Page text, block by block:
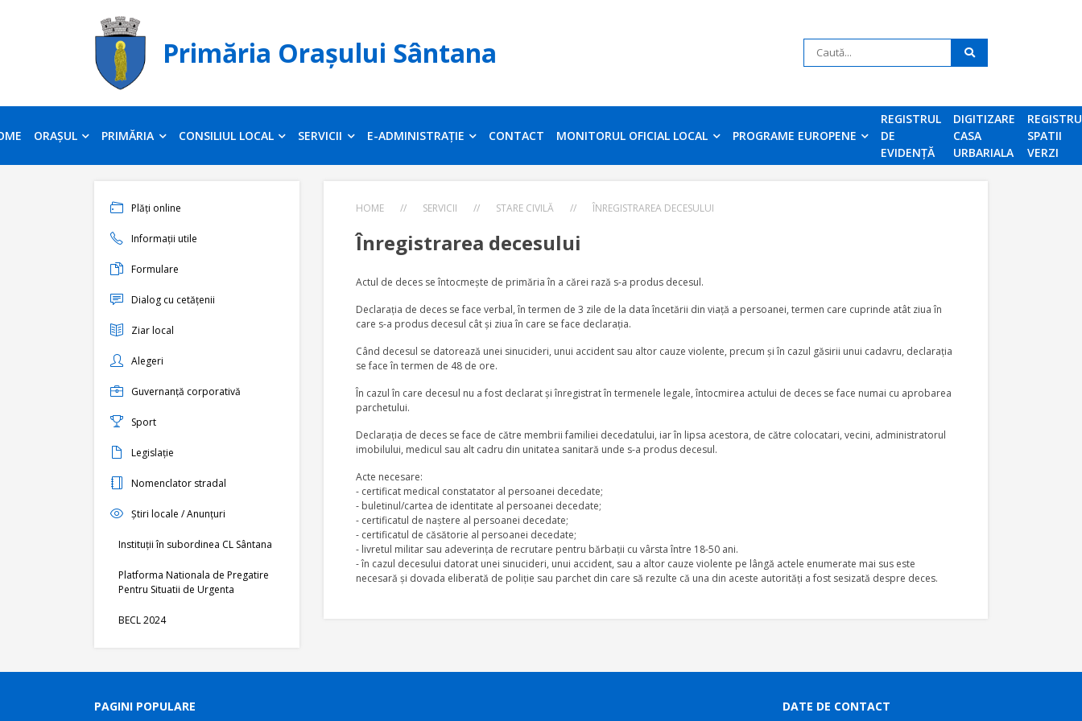
Primăria Orașului Sântana
ORAȘUL PRIMĂRIA CONSILIUL LOCAL SERVICII E-ADMINISTRAȚIE CONTACT MONITORUL OFICIAL LOCAL PROGRAME EUROPENE
REGISTRUL
DE
EVIDENȚĂ
DIGITIZARE
CASA
URBARIALA
REGISTRU
SPATII
VERZI
Plăți online
Informații utile
Formulare
Dialog cu cetățenii
Ziar local
Alegeri
Guvernanță corporativă
Sport
Legislație
Nomenclator stradal
Știri locale / Anunțuri
Instituții în subordinea CL Sântana
Platforma Nationala de Pregatire
Pentru Situatii de Urgenta
BECL 2024
HOME // SERVICII // STARE CIVILĂ // ÎNREGISTRAREA DECESULUI
Înregistrarea decesului
Actul de deces se întocmeşte de primăria în a cărei rază s-a produs decesul.
Declaraţia de deces se face verbal, în termen de 3 zile de la data încetării din viaţă a persoanei, termen care cuprinde atât ziua în
care s-a produs decesul cât şi ziua în care se face declaraţia.
Când decesul se datorează unei sinucideri, unui accident sau altor cauze violente, precum şi în cazul găsirii unui cadavru, declaraţia
se face în termen de 48 de ore.
În cazul în care decesul nu a fost declarat şi înregistrat în termenele legale, întocmirea actului de deces se face numai cu aprobarea
parchetului.
Declaraţia de deces se face de către membrii familiei decedatului, iar în lipsa acestora, de către colocatari, vecini, administratorul
imobilului, medicul sau alt cadru din unitatea sanitară unde s-a produs decesul.
Acte necesare:
- certificat medical constatator al persoanei decedate;
- buletinul/cartea de identitate al persoanei decedate;
- certificatul de naştere al persoanei decedate;
- certificatul de căsătorie al persoanei decedate;
- livretul militar sau adeverinţa de recrutare pentru bărbaţii cu vârsta între 18-50 ani.
- în cazul decesului datorat unei sinucideri, unui accident, sau a altor cauze violente pe lângă actele enumerate mai sus este
necesară şi dovada eliberată de poliţie sau parchet din care să rezulte că una din aceste autorităţi a fost sesizată despre deces.
PAGINI POPULARE DATE DE CONTACT